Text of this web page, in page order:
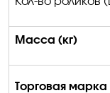
Масса (кг)
Торговая марка